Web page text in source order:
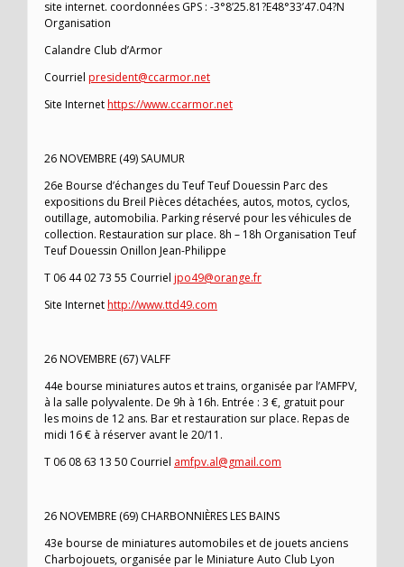
site internet. coordonnées GPS : -3°8’25.81?E48°33’47.04?N
Organisation
Calandre Club d’Armor
Courriel president@ccarmor.net
Site Internethttps://www.ccarmor.net
26 NOVEMBRE (49) SAUMUR
26e Bourse d’échanges du Teuf Teuf Douessin Parc des
expositions du Breil Pièces détachées, autos, motos, cyclos,
outillage, automobilia. Parking réservé pour les véhicules de
collection. Restauration sur place. 8h – 18h Organisation Teuf
Teuf Douessin Onillon Jean-Philippe
T 06 44 02 73 55 Courriel jpo49@orange.fr
Site Internethttp://www.ttd49.com
26 NOVEMBRE (67) VALFF
44e bourse miniatures autos et trains, organisée par l’AMFPV,
à la salle polyvalente. De 9h à 16h. Entrée : 3 €, gratuit pour
les moins de 12 ans. Bar et restauration sur place. Repas de
midi 16 € à réserver avant le 20/11.
T 06 08 63 13 50 Courriel amfpv.al@gmail.com
26 NOVEMBRE (69) CHARBONNIÈRES LES BAINS
43e bourse de miniatures automobiles et de jouets anciens
Charbojouets, organisée par le Miniature Auto Club Lyon